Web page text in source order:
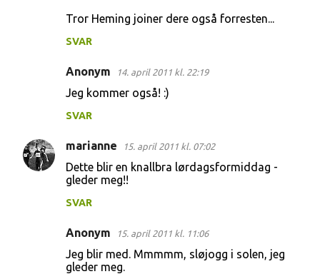
Tror Heming joiner dere også forresten...
SVAR
Anonym 14. april 2011 kl. 22:19
Jeg kommer også! :)
SVAR
marianne 15. april 2011 kl. 07:02
Dette blir en knallbra lørdagsformiddag -
gleder meg!!
SVAR
Anonym 15. april 2011 kl. 11:06
Jeg blir med. Mmmmm, sløjogg i solen, jeg
gleder meg.